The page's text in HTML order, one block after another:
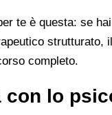
te è questa: se
completo.
lo